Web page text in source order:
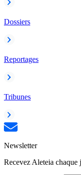
Dossiers
Reportages
Tribunes
Newsletter
Recevez Aleteia